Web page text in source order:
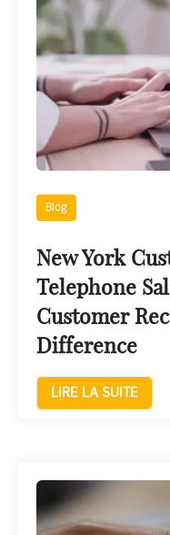
Blog
New York
Telephone
Customer
Difference
LIRE LA SUITE